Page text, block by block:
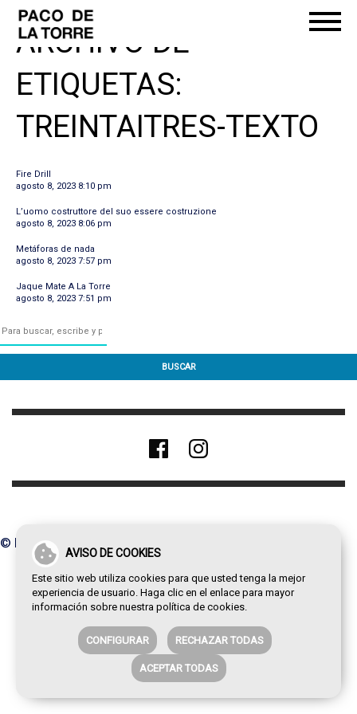
AVISO DE COOKIES
Este sitio web utiliza cookies para que usted tenga la mejor
experiencia de usuario. Haga clic en el enlace para mayor
información sobre nuestra política de cookies.
CONFIGURAR RECHAZAR TODAS
ACEPTAR TODAS
ARCHIVO DE
ETIQUETAS:
TREINTAITRES-TEXTO
Fire Drill
agosto 8, 2023 8:10 pm
L’uomo costruttore del suo essere costruzione
agosto 8, 2023 8:06 pm
Metáforas de nada
agosto 8, 2023 7:57 pm
Jaque Mate A La Torre
agosto 8, 2023 7:51 pm
BUSCAR
© Paco de la Torre 2026